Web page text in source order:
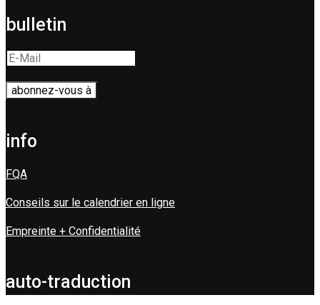
bulletin
info
FQA
Conseils sur le calendrier en ligne
Empreinte + Confidentialité
auto-traduction